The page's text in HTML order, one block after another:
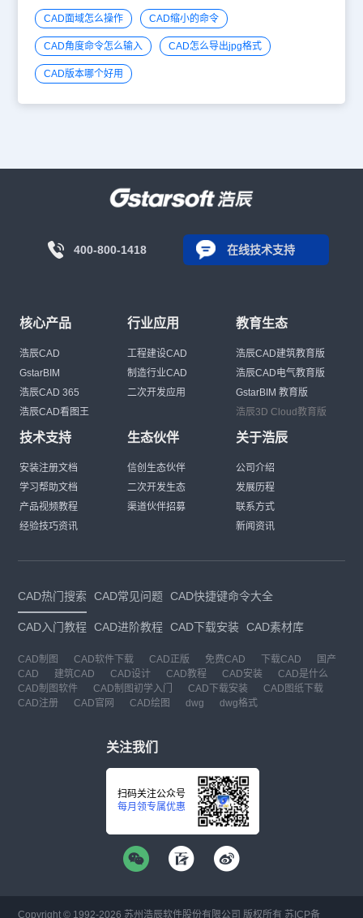
CAD面域怎么操作 CAD缩小的命令
CAD角度命令怎么输入 CAD怎么导出jpg格式
CAD版本哪个好用
400-800-1418 在线技术支持
核心产品
浩辰CAD
GstarBIM
浩辰CAD 365
浩辰CAD看图王
行业应用
工程建设CAD
制造行业CAD
二次开发应用
教育生态
浩辰CAD建筑教育版
浩辰CAD电气教育版
GstarBIM 教育版
浩辰3D Cloud教育版
技术支持
安装注册文档
学习帮助文档
产品视频教程
经验技巧资讯
生态伙伴
信创生态伙伴
二次开发生态
渠道伙伴招募
关于浩辰
公司介绍
发展历程
联系方式
新闻资讯
CAD热门搜索 CAD常见问题 CAD快捷键命令大全
CAD入门教程 CAD进阶教程 CAD下载安装 CAD素材库
CAD制图 CAD软件下载 CAD正版 免费CAD 下载CAD
国产
CAD
建筑CAD CAD设计 CAD教程 CAD安装
CAD是什么
CAD制图软件
CAD制图初学入门 CAD下载安装
CAD图纸下载
CAD注册
CAD官网 CAD绘图 dwg dwg格式
关注我们
扫码关注公众号
每月领专属优惠
Copyright © 1992-2026 苏州浩辰软件股份有限公司 版权所有 苏ICP备